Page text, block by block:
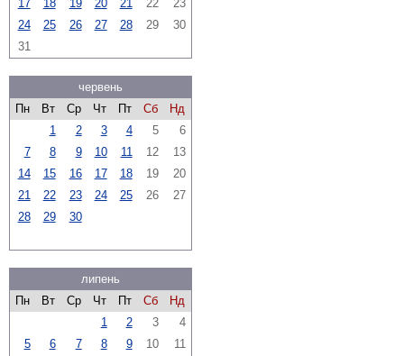
17
18 19 20 21 22
23
24
25 26 27 28 29
30
31
червень
Пн
Вт Ср Чт Пт Сб
Нд
1
2 3 4 5
6
7
8 9 10 11 12
13
14
15 16 17 18 19
20
21
22 23 24 25 26
27
28
29 30
липень
Пн
Вт Ср Чт Пт Сб
Нд
1
2 3
4
5
6 7 8 9 10
11